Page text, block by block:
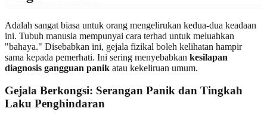
Adalah sangat biasa untuk orang mengelirukan kedua-dua keadaan
ini. Tubuh manusia mempunyai cara terhad untuk meluahkan
"bahaya." Disebabkan ini, gejala fizikal boleh kelihatan hampir
sama kepada pemerhati. Ini sering menyebabkan kesilapan
diagnosis gangguan panik atau kekeliruan umum.
Gejala Berkongsi: Serangan Panik dan Tingkah
Laku Penghindaran